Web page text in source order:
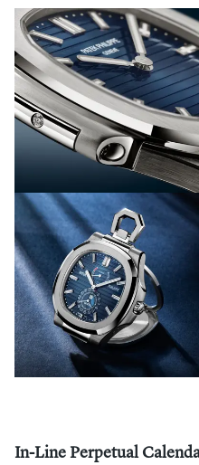
In-Line Perpetual